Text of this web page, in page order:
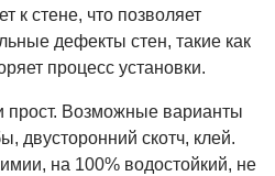
к стене, что позволяет
дефекты стен, такие как
процесс установки.
прост. Возможные варианты
двусторонний скотч, клей.
на 100% водостойкий, не